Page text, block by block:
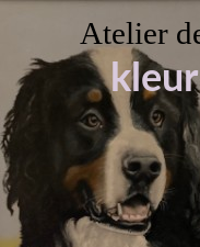
Atelier